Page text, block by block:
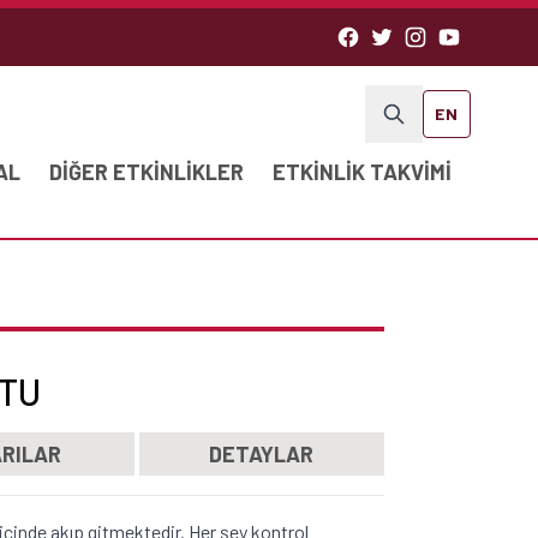
EN
DIĞER ETKINLIKLER ETKINLIK TAKVIMI
DETAYLAR
akıp gitmektedir. Her şey kontrol